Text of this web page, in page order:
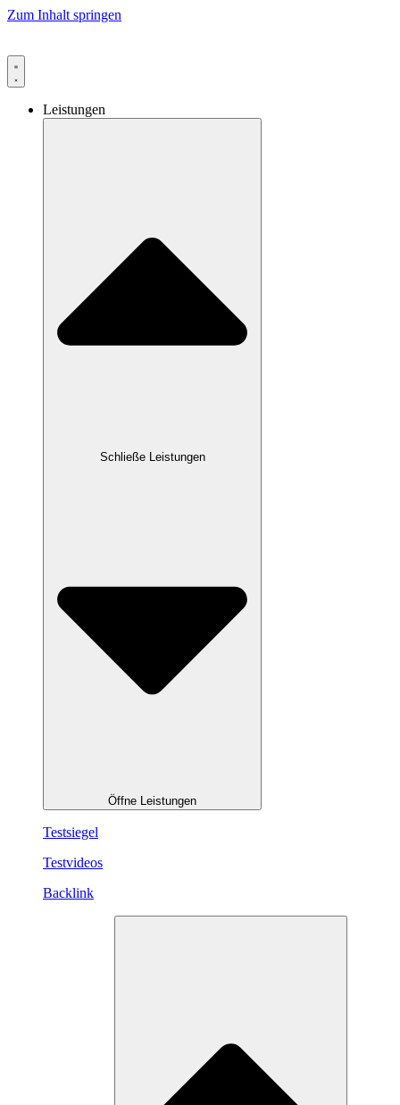
Zum Inhalt springen
Leistungen
Schließe Leistungen
Öffne Leistungen
Testsiegel
Testvideos
Backlink